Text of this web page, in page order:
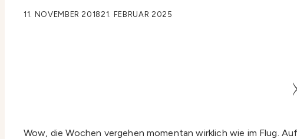
11. NOVEMBER 201821. FEBRUAR 2025
Wow, die Wochen vergehen momentan wirklich wie im Flug.